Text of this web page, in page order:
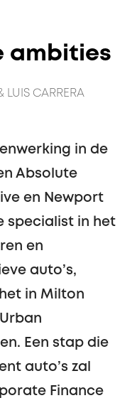
ambities
LUIS CARRERA
in de
Absolute
en Newport
specialist in het
en
auto’s,
in Milton
Een stap die
auto’s zal
Finance